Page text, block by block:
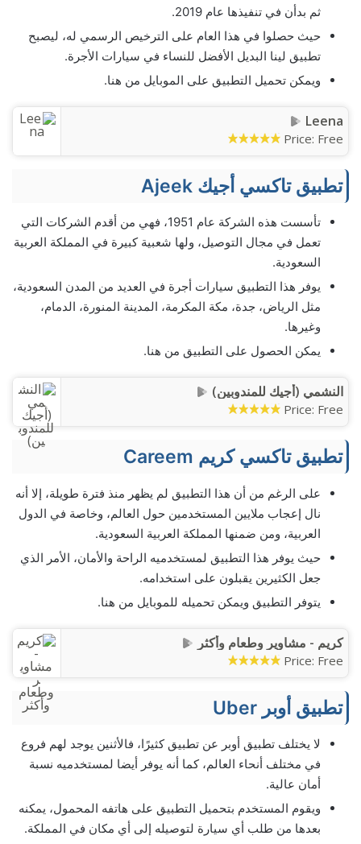
ثم بدأن في تنفيذها عام 2019.
حيث حصلوا في هذا العام على الترخيص الرسمي له، ليصبح
تطبيق لينا البديل الأفضل للنساء في سيارات الأجرة.
ويمكن تحميل التطبيق على الموبايل من هنا.
Leena
Price: Free
تطبيق تاكسي أجيك Ajeek
تأسست هذه الشركة عام 1951، فهي من أقدم الشركات التي
تعمل في مجال التوصيل، ولها شعبية كبيرة في المملكة العربية
السعودية.
يوفر هذا التطبيق سيارات أجرة في العديد من المدن السعودية،
مثل الرياض، جدة، مكة المكرمة، المدينة المنورة، الدمام،
وغيرها.
يمكن الحصول على التطبيق من هنا.
النشمي (أجيك للمندوبين)
Price: Free
تطبيق تاكسي كريم Careem
على الرغم من أن هذا التطبيق لم يظهر منذ فترة طويلة، إلا أنه
نال إعجاب ملايين المستخدمين حول العالم، وخاصة في الدول
العربية، ومن ضمنها المملكة العربية السعودية.
حيث يوفر هذا التطبيق لمستخدميه الراحة والأمان، الأمر الذي
جعل الكثيرين يقبلون على استخدامه.
يتوفر التطبيق ويمكن تحميله للموبايل من هنا.
كريم - مشاوير وطعام وأكثر
Price: Free
تطبيق أوبر Uber
لا يختلف تطبيق أوبر عن تطبيق كثيرًا، فالأثنين يوجد لهم فروع
في مختلف أنحاء العالم، كما أنه يوفر أيضا لمستخدميه نسبة
أمان عالية.
ويقوم المستخدم بتحميل التطبيق على هاتفه المحمول، يمكنه
بعدها من طلب أي سيارة لتوصيله إلى أي مكان في المملكة.